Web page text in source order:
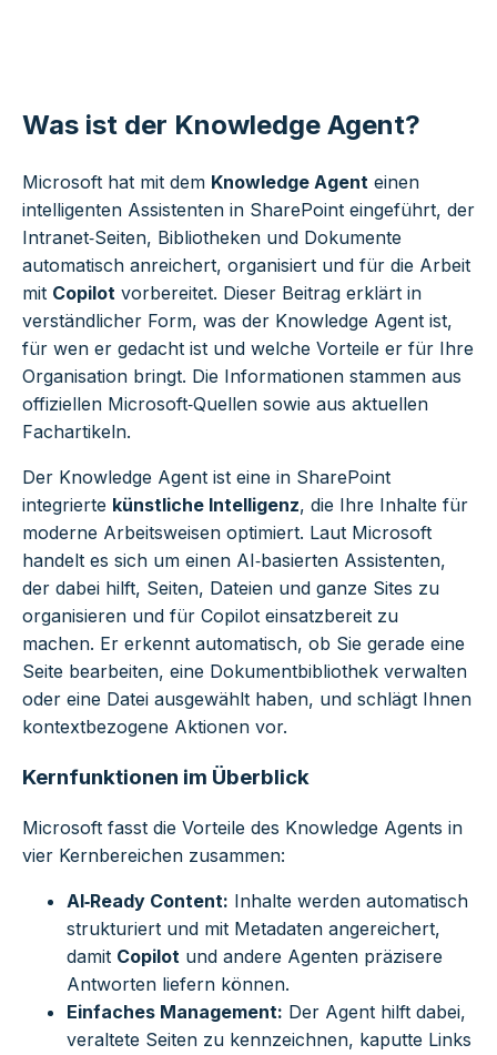
Was ist der Knowledge Agent?
Microsoft hat mit dem Knowledge Agent einen
intelligenten Assistenten in SharePoint eingeführt, der
Intranet‑Seiten, Bibliotheken und Dokumente
automatisch anreichert, organisiert und für die Arbeit
mit Copilot vorbereitet. Dieser Beitrag erklärt in
verständlicher Form, was der Knowledge Agent ist,
für wen er gedacht ist und welche Vorteile er für Ihre
Organisation bringt. Die Informationen stammen aus
offiziellen Microsoft‑Quellen sowie aus aktuellen
Fachartikeln.
Der Knowledge Agent ist eine in SharePoint
integrierte künstliche Intelligenz, die Ihre Inhalte für
moderne Arbeitsweisen optimiert. Laut Microsoft
handelt es sich um einen AI‑basierten Assistenten,
der dabei hilft, Seiten, Dateien und ganze Sites zu
organisieren und für Copilot einsatzbereit zu
machen. Er erkennt automatisch, ob Sie gerade eine
Seite bearbeiten, eine Dokumentbibliothek verwalten
oder eine Datei ausgewählt haben, und schlägt Ihnen
kontextbezogene Aktionen vor.
Kernfunktionen im Überblick
Microsoft fasst die Vorteile des Knowledge Agents in
vier Kernbereichen zusammen:
AI‑Ready Content: Inhalte werden automatisch
strukturiert und mit Metadaten angereichert,
damit Copilot und andere Agenten präzisere
Antworten liefern können.
Einfaches Management: Der Agent hilft dabei,
veraltete Seiten zu kennzeichnen, kaputte Links